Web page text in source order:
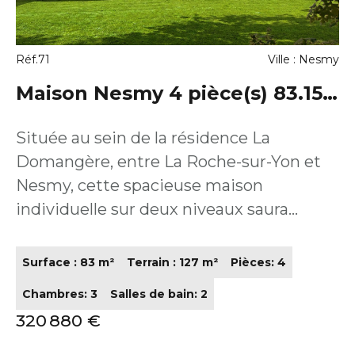
d'une place de stationnement au sein de
la résidence. Surface habitable de 62,78
m². Un bien alliant espace, confort et
environnement privilégié ? à visiter sans
Réf.71 Ville : Nesmy
Maison Nesmy 4 pièce(s) 83.15
m2
Située au sein de la résidence La
Domangère, entre La Roche-sur-Yon et
Nesmy, cette spacieuse maison
individuelle sur deux niveaux saura
et d'espace, dans un environnement
Avec ses 83,15 m² habitables, elle propose
au rez-de-chaussée une grande pièce de
Surface : 83 m² Terrain : 127 m² Pièces: 4
Chambres: 3 Salles de bain: 2
320 880 €